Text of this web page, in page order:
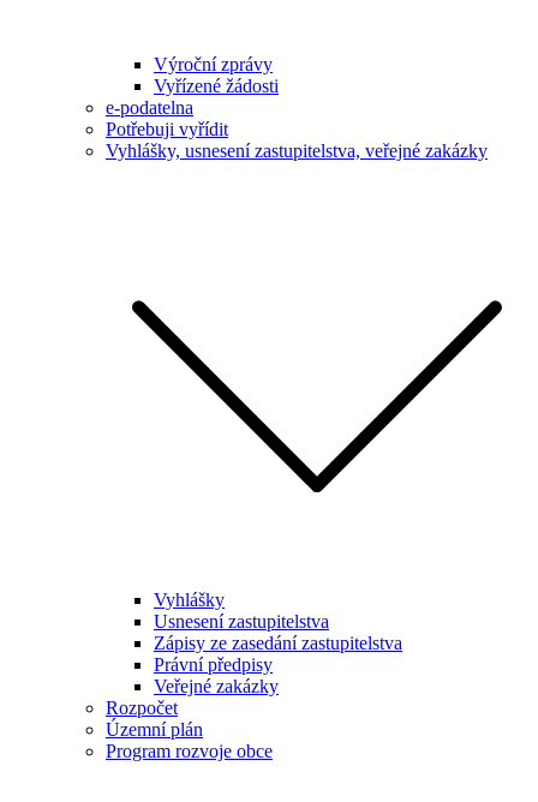
Výroční zprávy
Vyřízené žádosti
e-podatelna
Potřebuji vyřídit
Vyhlášky, usnesení zastupitelstva, veřejné zakázky
Vyhlášky
Usnesení zastupitelstva
Zápisy ze zasedání zastupitelstva
Právní předpisy
Veřejné zakázky
Rozpočet
Územní plán
Program rozvoje obce